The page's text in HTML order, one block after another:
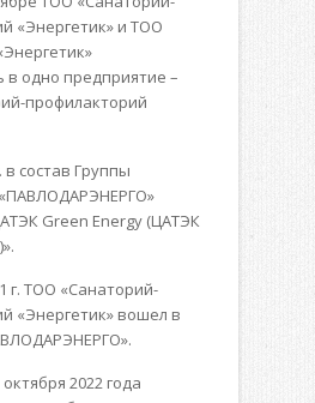
«Энергетик» и ТОО
в одно предприятие –
профилакторий
в состав Группы
Green Energy (ЦАТЭК
г. ТОО «Санаторий-
«Энергетик» вошел в
2022 года